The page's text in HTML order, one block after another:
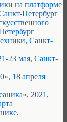
на платформе
Петербург
Санкт-
23 мая, Санкт-
18 апреля
2021,